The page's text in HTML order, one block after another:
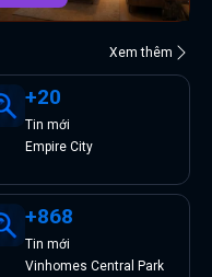
Xem thêm
+20
Tin mới
Empire City
+868
Tin mới
Vinhomes Central Park